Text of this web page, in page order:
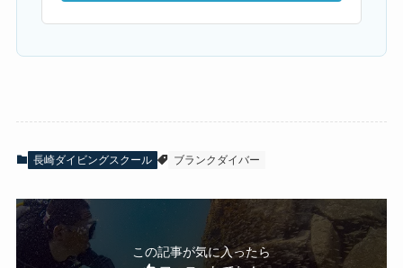
長崎ダイビングスクール ブランクダイバー
この記事が気に入ったら